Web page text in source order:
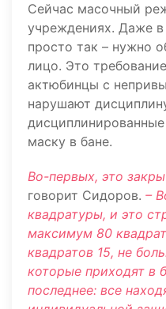
Сейчас масочный
учреждениях. Даже в
просто так – нужно
лицо. Это
актюбинцы с
нарушают
маску в бане.
Во-первых, это
говорит Сидоров. –
квадратуры, и это
максимум 80
квадратов 15, не
которые приходят в
последнее: все